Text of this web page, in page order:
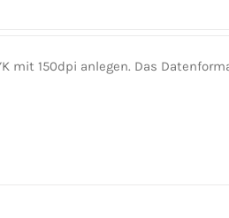
mit 150dpi anlegen. Das